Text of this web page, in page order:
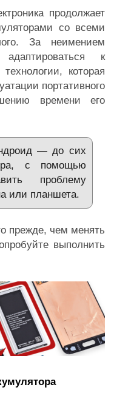
продолжает
со всеми
За неимением
к
которая
портативного
времени его
— до сих
с помощью
проблему
или планшета.
прежде, чем менять
выполнить